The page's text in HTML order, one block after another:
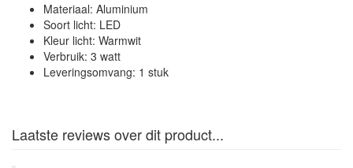
Materiaal: Aluminium
Soort licht: LED
Kleur licht: Warmwit
Verbruik: 3 watt
Leveringsomvang: 1 stuk
Laatste reviews over dit product...